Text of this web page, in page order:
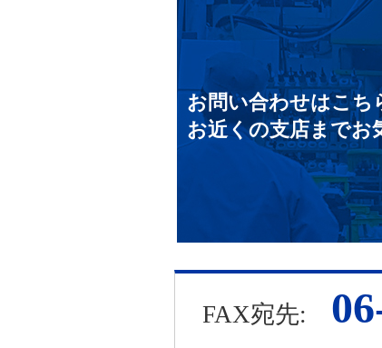
お問い合わせはこち
お近くの支店までお
FAX宛先: